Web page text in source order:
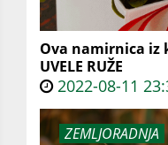
Ova namirnica iz
UVELE RUŽE
2022-08-11
ZEMLJORADNJA